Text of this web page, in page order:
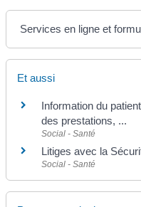
Services en ligne et
Et aussi
Information du
des prestations, ...
Social - Santé
Litiges avec la
Social - Santé